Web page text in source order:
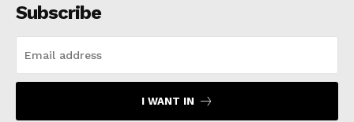
Subscribe
I WANT IN